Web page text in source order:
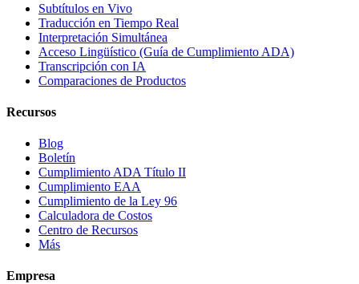
Subtítulos en Vivo
Traducción en Tiempo Real
Interpretación Simultánea
Acceso Lingüístico (Guía de Cumplimiento ADA)
Transcripción con IA
Comparaciones de Productos
Recursos
Blog
Boletín
Cumplimiento ADA Título II
Cumplimiento EAA
Cumplimiento de la Ley 96
Calculadora de Costos
Centro de Recursos
Más
Empresa